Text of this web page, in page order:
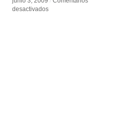
desactivadosen
desactivadosen